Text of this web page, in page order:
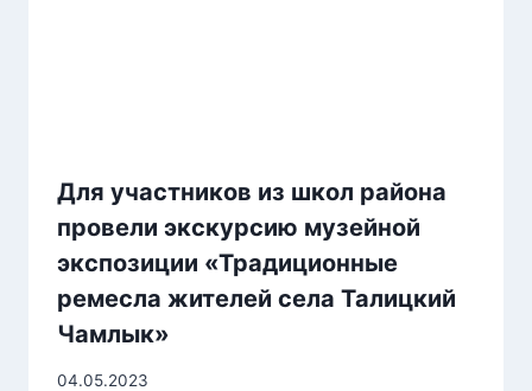
Для участников из школ района
провели экскурсию музейной
экспозиции «Традиционные
ремесла жителей села Талицкий
Чамлык»
04.05.2023